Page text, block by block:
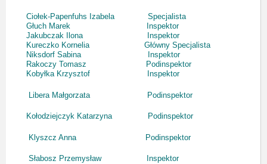
Ciołek-Papenfuhs Izabela Specjalista
Głuch Marek Inspektor
Jakubczak Ilona Inspektor
Kureczko Kornelia Główny Specjalista
Niksdorf Sabina Inspektor
Rakoczy Tomasz Podinspektor
Kobyłka Krzysztof Inspektor
Libera Małgorzata Podinspektor
Kołodziejczyk Katarzyna Podinspektor
Klyszcz Anna Podinspektor
Słabosz Przemysław Inspektor